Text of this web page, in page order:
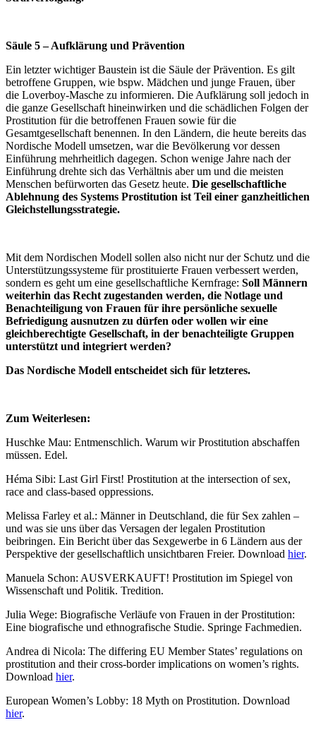
Säule 5 – Aufklärung und Prävention
Ein letzter wichtiger Baustein ist die Säule der Prävention. Es gilt
betroffene Gruppen, wie bspw. Mädchen und junge Frauen, über
die Loverboy-Masche zu informieren. Die Aufklärung soll jedoch in
die ganze Gesellschaft hineinwirken und die schädlichen Folgen der
Prostitution für die betroffenen Frauen sowie für die
Gesamtgesellschaft benennen. In den Ländern, die heute bereits das
Nordische Modell umsetzen, war die Bevölkerung vor dessen
Einführung mehrheitlich dagegen. Schon wenige Jahre nach der
Einführung drehte sich das Verhältnis aber um und die meisten
Menschen befürworten das Gesetz heute. Die gesellschaftliche
Ablehnung des Systems Prostitution ist Teil einer ganzheitlichen
Gleichstellungsstrategie.
Mit dem Nordischen Modell sollen also nicht nur der Schutz und die
Unterstützungssysteme für prostituierte Frauen verbessert werden,
sondern es geht um eine gesellschaftliche Kernfrage: Soll Männern
weiterhin das Recht zugestanden werden, die Notlage und
Benachteiligung von Frauen für ihre persönliche sexuelle
Befriedigung ausnutzen zu dürfen oder wollen wir eine
gleichberechtigte Gesellschaft, in der benachteiligte Gruppen
unterstützt und integriert werden?
Das Nordische Modell entscheidet sich für letzteres.
Zum Weiterlesen:
Huschke Mau: Entmenschlich. Warum wir Prostitution abschaffen
müssen. Edel.
Héma Sibi: Last Girl First! Prostitution at the intersection of sex,
race and class-based oppressions.
Melissa Farley et al.: Männer in Deutschland, die für Sex zahlen –
und was sie uns über das Versagen der legalen Prostitution
beibringen. Ein Bericht über das Sexgewerbe in 6 Ländern aus der
Perspektive der gesellschaftlich unsichtbaren Freier. Download hier.
Manuela Schon: AUSVERKAUFT! Prostitution im Spiegel von
Wissenschaft und Politik. Tredition.
Julia Wege: Biografische Verläufe von Frauen in der Prostitution:
Eine biografische und ethnografische Studie. Springe Fachmedien.
Andrea di Nicola: The differing EU Member States’ regulations on
prostitution and their cross-border implications on women’s rights.
Download hier.
European Women’s Lobby: 18 Myth on Prostitution. Download
hier.